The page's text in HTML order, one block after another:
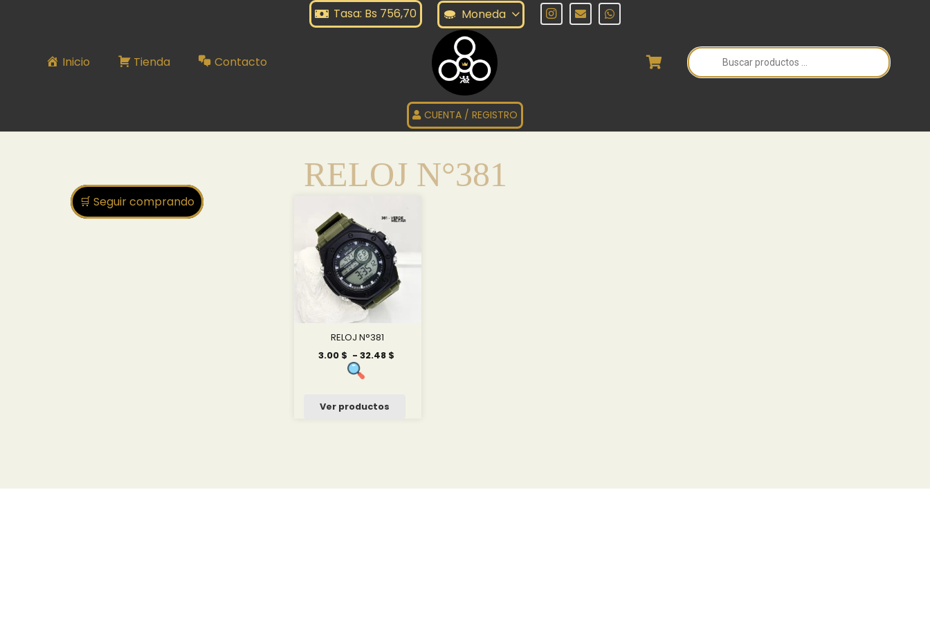
Tasa: Bs 756,70 Moneda
Inicio Tienda Contacto
Búsqueda
de
productos
CUENTA / REGISTRO
RELOJ N°381
RELOJ N°381
RELOJ N°381
3.00 $ - 32.48 $
Ver productos
🛒 Seguir comprando